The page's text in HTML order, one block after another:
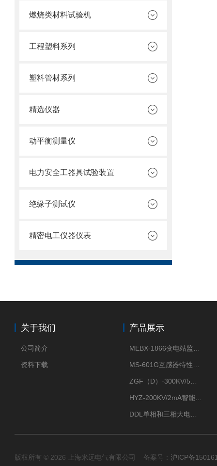
燃烧类材料试验机
工程塑料系列
塑料管材系列
精选仪器
动平衡测量仪
电力安全工器具试验装置
绝缘子测试仪
精密电工仪器仪表
关于我们
公司简介
资料下载
产品展示
版权所有 © 2026 上海米远电气有限公司 备案号： 沪ICP备